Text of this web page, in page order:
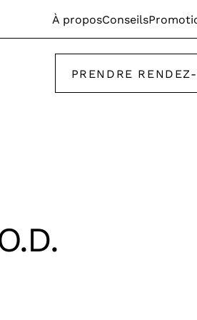
À proposConseils
PRENDRE